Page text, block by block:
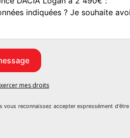
mes droits
reconnaissez accepter expressément d'être